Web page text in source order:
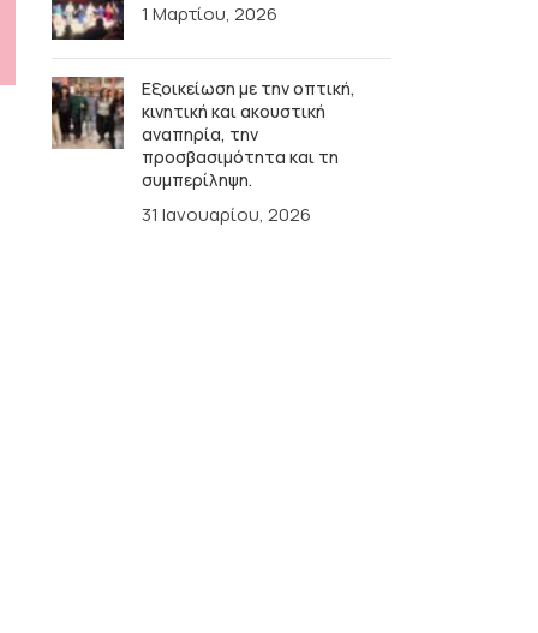
1 Μαρτίου, 2026
Εξοικείωση με την οπτική,
κινητική και ακουστική
αναπηρία, την
προσβασιμότητα και τη
συμπερίληψη.
31 Ιανουαρίου, 2026